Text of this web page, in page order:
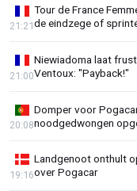
Tour de France
de eindzege of
21:21
Niewiadoma laat
Ventoux: "Payback!"
21:00
Domper voor
noodgedwongen
20:08
Landgenoot onthult
over Pogacar
19:16